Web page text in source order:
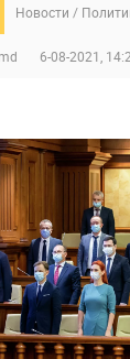
Новости /
6-08-2021,